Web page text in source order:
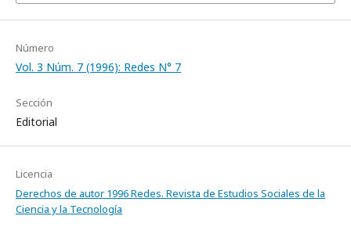
Número
Vol. 3 Núm. 7 (1996): Redes N° 7
Sección
Editorial
Licencia
Derechos de autor 1996 Redes. Revista de Estudios Sociales de la
Ciencia y la Tecnología